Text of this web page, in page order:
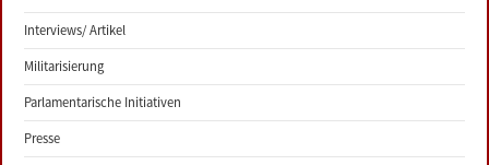
Interviews/ Artikel
Militarisierung
Parlamentarische Initiativen
Presse